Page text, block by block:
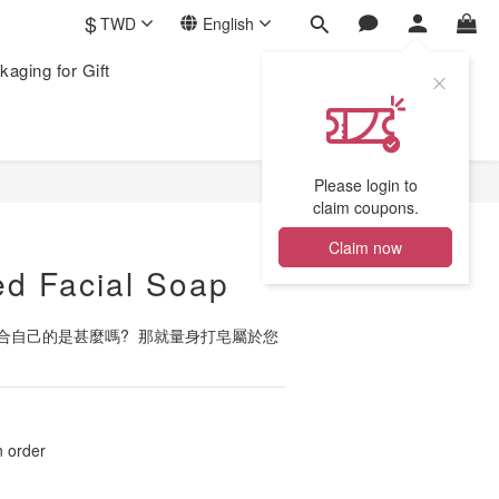
$TWD English
Please login to
claim coupons.
Claim now
for Gift
Facial Soap
自己的是甚麼嗎?  那就量身打皂屬於您
order